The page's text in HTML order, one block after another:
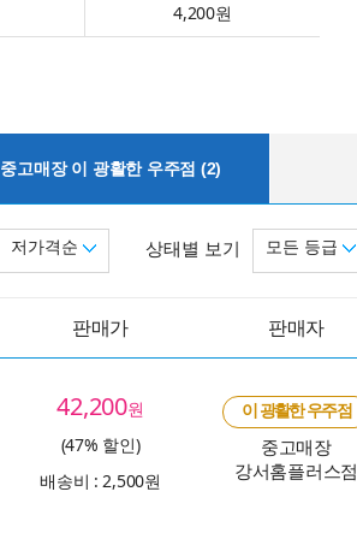
4,200원
중고매장 이 광활한 우주점 (2)
상태별 보기 모든 등급
저가격순
판매가 판매자
42,200원
(47% 할인)
배송비 : 2,500원
이 광활한 우주점
중고매장
강서홈플러스점